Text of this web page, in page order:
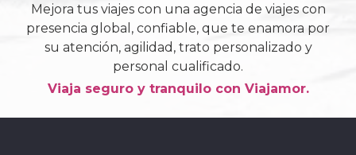
Mejora tus viajes con una agencia de viajes con
presencia global, confiable, que te enamora por
su atención, agilidad, trato personalizado y
personal cualificado.
Viaja seguro y tranquilo con Viajamor.